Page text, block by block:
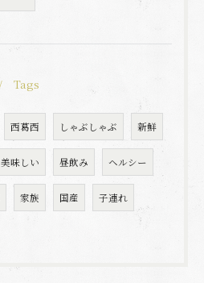
Tags
西葛西 しゃぶしゃぶ 新鮮
美味しい 昼飲み ヘルシー
家族 国産 子連れ